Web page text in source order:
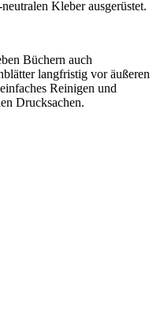
Kleber ausgerüstet.
Büchern auch
langfristig vor äußeren
Reinigen und
Drucksachen.